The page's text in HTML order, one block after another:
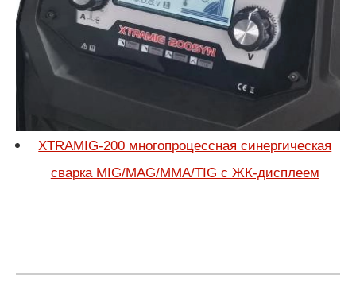
XTRAMIG-200 многопроцессная синергическая
сварка MIG/MAG/MMA/TIG с ЖК-дисплеем